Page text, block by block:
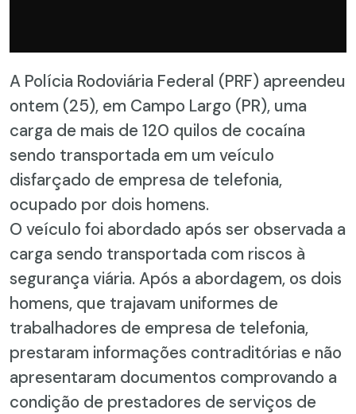
A Polícia Rodoviária Federal (PRF) apreendeu
ontem (25), em Campo Largo (PR), uma
carga de mais de 120 quilos de cocaína
sendo transportada em um veículo
disfarçado de empresa de telefonia,
ocupado por dois homens.
O veículo foi abordado após ser observada a
carga sendo transportada com riscos à
segurança viária. Após a abordagem, os dois
homens, que trajavam uniformes de
trabalhadores de empresa de telefonia,
prestaram informações contraditórias e não
apresentaram documentos comprovando a
condição de prestadores de serviços de